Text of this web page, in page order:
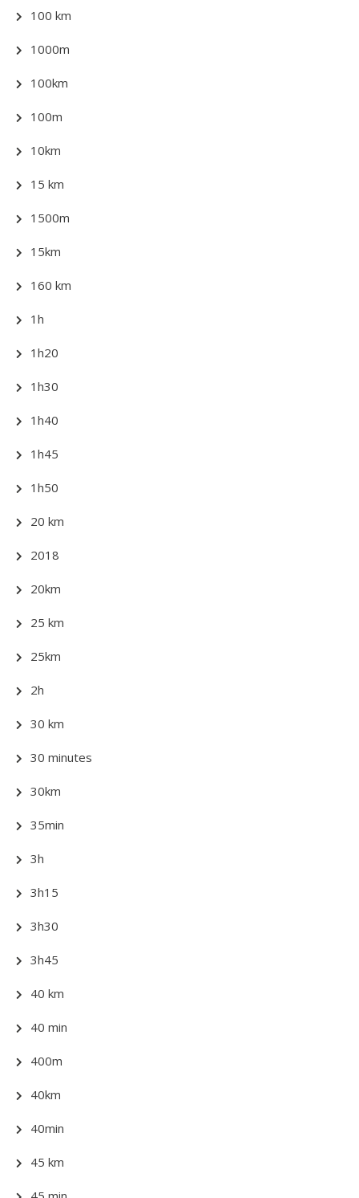
100 km
1000m
100km
100m
10km
15 km
1500m
15km
160 km
1h
1h20
1h30
1h40
1h45
1h50
20 km
2018
20km
25 km
25km
2h
30 km
30 minutes
30km
35min
3h
3h15
3h30
3h45
40 km
40 min
400m
40km
40min
45 km